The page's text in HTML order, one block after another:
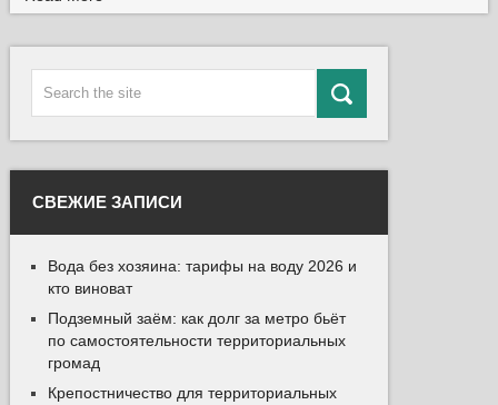
СВЕЖИЕ ЗАПИСИ
Вода без хозяина: тарифы на воду 2026 и
кто виноват
Подземный заём: как долг за метро бьёт
по самостоятельности территориальных
громад
Крепостничество для территориальных